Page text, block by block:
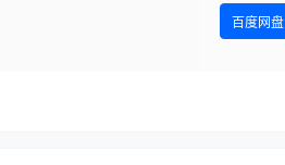
百度网盘